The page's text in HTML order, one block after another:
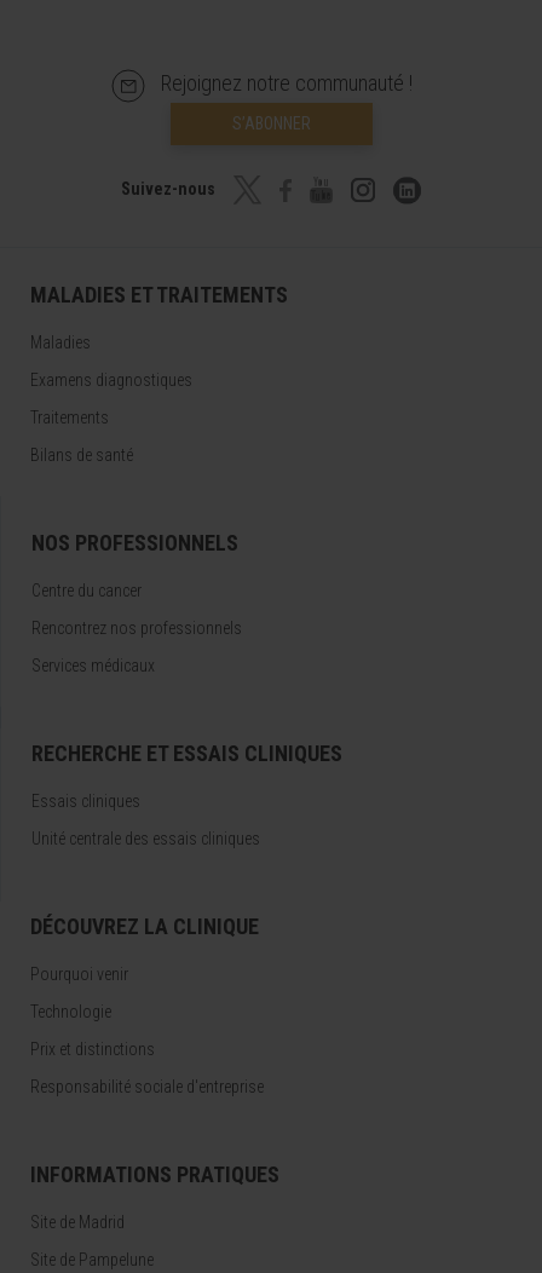
Rejoignez notre communauté !
S’ABONNER
Suivez-nous
MALADIES ET TRAITEMENTS
Maladies
Examens diagnostiques
Traitements
Bilans de santé
NOS PROFESSIONNELS
Centre du cancer
Rencontrez nos professionnels
Services médicaux
RECHERCHE ET ESSAIS CLINIQUES
Essais cliniques
Unité centrale des essais cliniques
DÉCOUVREZ LA CLINIQUE
Pourquoi venir
Technologie
Prix et distinctions
Responsabilité sociale d'entreprise
INFORMATIONS PRATIQUES
Site de Madrid
Site de Pampelune